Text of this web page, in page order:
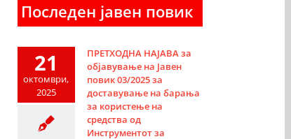
Последен јавен повик
21
октомври,
2025
ПРЕТХОДНА НАЈАВА за
објавување на Јавен
повик 03/2025 за
доставување на барања
за користење на
средства од
Инструментот за